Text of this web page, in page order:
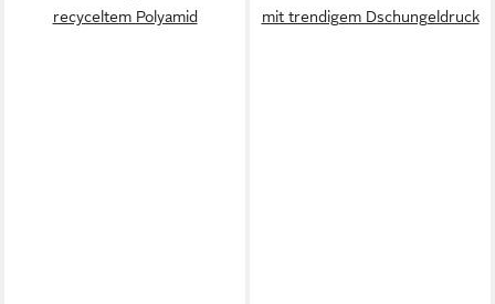
recyceltem Polyamid
mit trendigem Dschungeldruck